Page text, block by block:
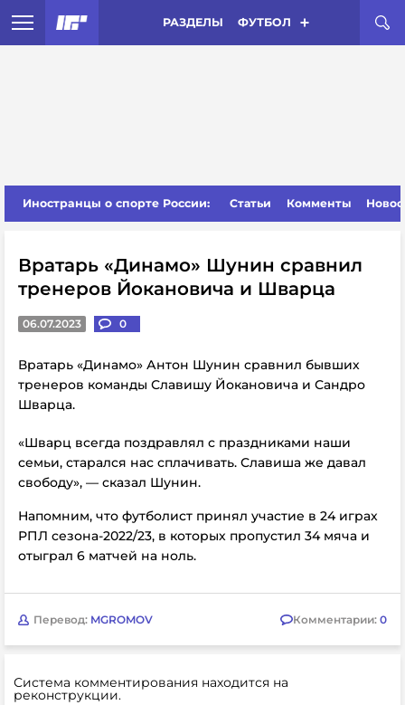
РАЗДЕЛЫ ФУТБОЛ
Иностранцы о спорте России: Статьи Комменты
Вратарь «Динамо» Шунин сравнил
тренеров Йокановича и Шварца
06.07.2023 0
Вратарь «Динамо» Антон Шунин сравнил бывших
тренеров команды Славишу Йокановича и Сандро
Шварца.
«Шварц всегда поздравлял с праздниками наши
семьи, старался нас сплачивать. Славиша же давал
свободу», — сказал Шунин.
Напомним, что футболист принял участие в 24 играх
РПЛ сезона-2022/23, в которых пропустил 34 мяча и
отыграл 6 матчей на ноль.
Перевод: MGROMOV Комментарии: 0
Система комментирования находится на
реконструкции.